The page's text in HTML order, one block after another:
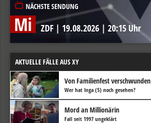
NÄCHSTE SENDUNG
Mi ZDF | 19.08.2026 | 20:15 Uhr
AKTUELLE FÄLLE AUS XY
Von Familienfest verschwunden
Wer hat Inga (5) noch gesehen?
Mord an Millionärin
Fall seit 1997 ungeklärt